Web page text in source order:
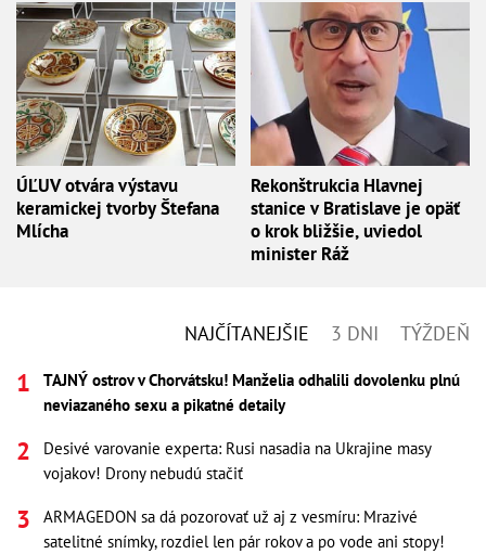
ÚĽUV otvára výstavu
keramickej tvorby Štefana
Mlícha
Rekonštrukcia Hlavnej
stanice v Bratislave je opäť
o krok bližšie, uviedol
minister Ráž
NAJČÍTANEJŠIE 3 DNI TÝŽDEŇ
TAJNÝ ostrov v Chorvátsku! Manželia odhalili dovolenku plnú
neviazaného sexu a pikatné detaily
Desivé varovanie experta: Rusi nasadia na Ukrajine masy
vojakov! Drony nebudú stačiť
ARMAGEDON sa dá pozorovať už aj z vesmíru: Mrazivé
satelitné snímky, rozdiel len pár rokov a po vode ani stopy!